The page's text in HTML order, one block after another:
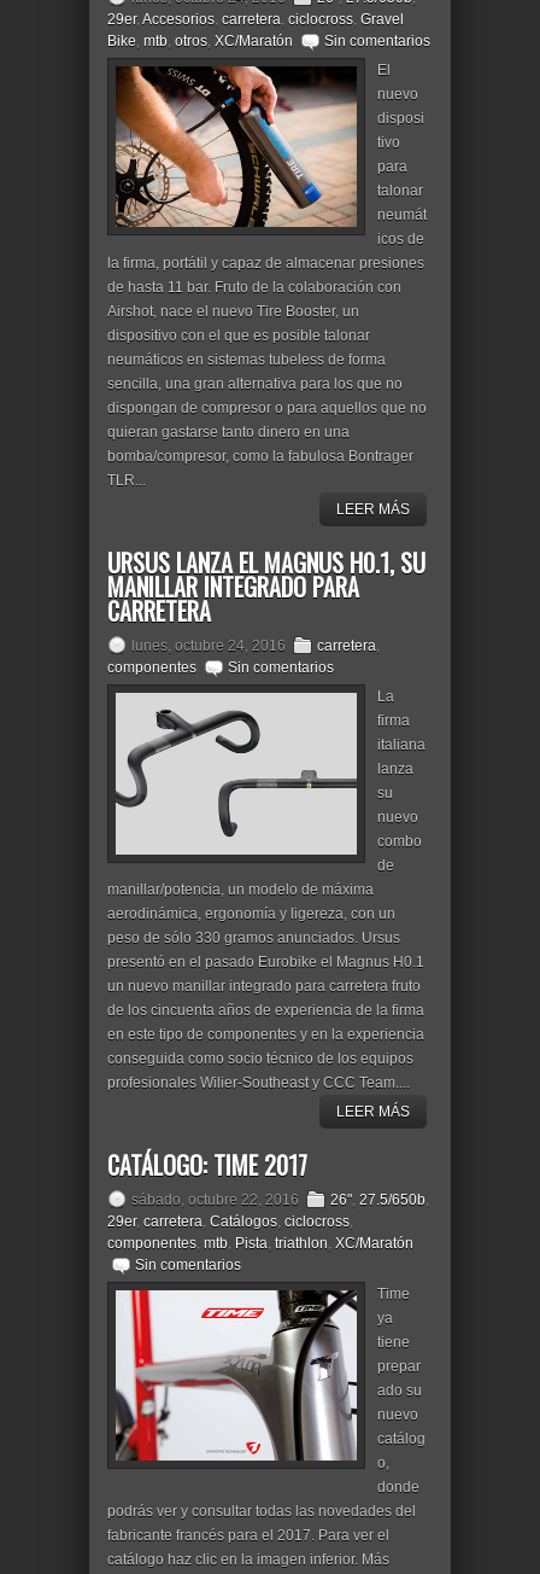
29er, Accesorios, carretera, ciclocross, Gravel
Bike, mtb, otros, XC/Maratón
Sin comentarios
El
nuevo
disposi
tivo
para
talonar
neumát
icos de
la firma, portátil y capaz de almacenar presiones
de hasta 11 bar. Fruto de la colaboración con
Airshot, nace el nuevo Tire Booster, un
dispositivo con el que es posible talonar
neumáticos en sistemas tubeless de forma
sencilla, una gran alternativa para los que no
dispongan de compresor o para aquellos que no
quieran gastarse tanto dinero en una
bomba/compresor, como la fabulosa Bontrager
TLR...
LEER MÁS
URSUS LANZA EL MAGNUS H0.1, SU
MANILLAR INTEGRADO PARA
CARRETERA
lunes, octubre 24, 2016 carretera,
componentes
Sin comentarios
La
firma
italiana
lanza
su
nuevo
combo
de
manillar/potencia, un modelo de máxima
aerodinámica, ergonomía y ligereza, con un
peso de sólo 330 gramos anunciados. Ursus
presentó en el pasado Eurobike el Magnus H0.1
un nuevo manillar integrado para carretera fruto
de los cincuenta años de experiencia de la firma
en este tipo de componentes y en la experiencia
conseguida como socio técnico de los equipos
profesionales Wilier-Southeast y CCC Team....
LEER MÁS
CATÁLOGO: TIME 2017
sábado, octubre 22, 2016 26", 27.5/650b,
29er, carretera, Catálogos, ciclocross,
componentes, mtb, Pista, triathlon, XC/Maratón
Sin comentarios
Time
ya
tiene
prepar
ado su
nuevo
catálog
o,
donde
podrás ver y consultar todas las novedades del
fabricante francés para el 2017. Para ver el
catálogo haz clic en la imagen inferior. Más